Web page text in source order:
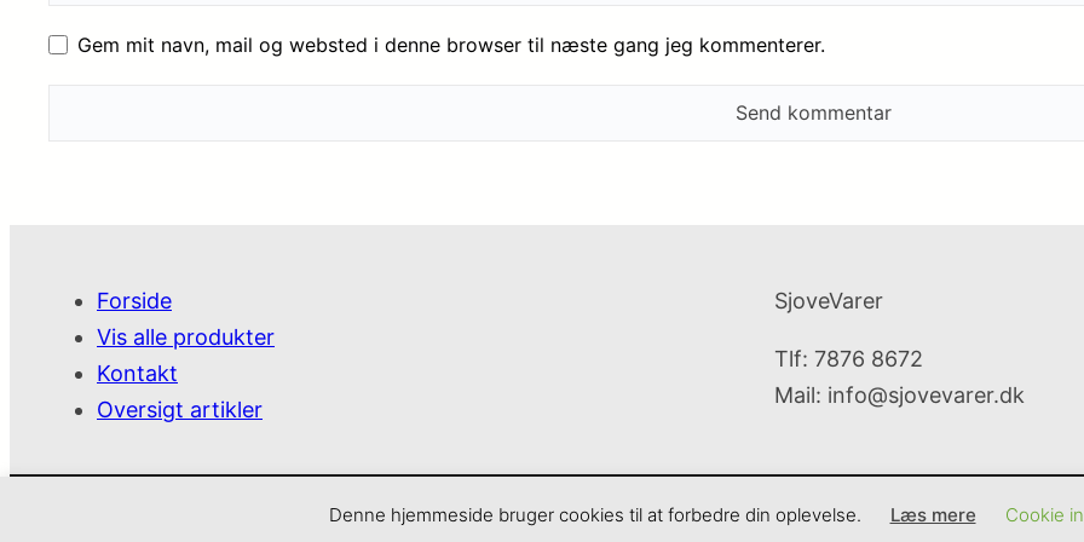
Gem mit navn, mail og websted i denne browser til næste gang jeg kommenterer.
Forside
Vis alle produkter
Kontakt
Oversigt artikler
SjoveVarer
Tlf: 7876 8672
Mail: info@sjovevarer.dk
Denne hjemmeside bruger cookies til at forbedre din oplevelse. Læs mere Cookie